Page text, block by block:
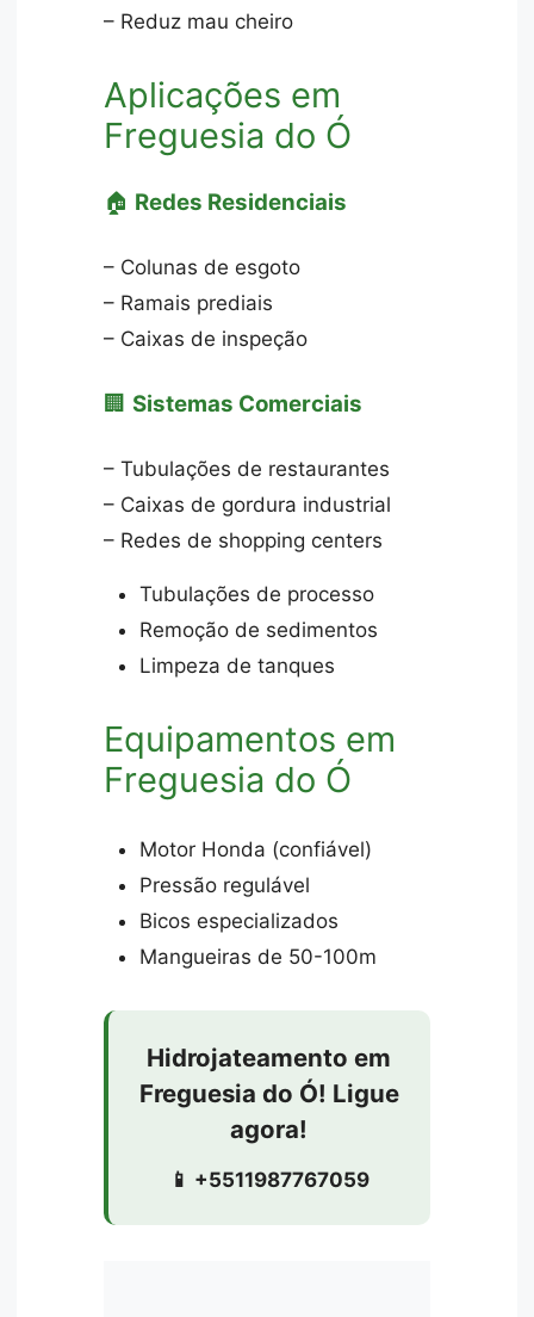
– Reduz mau cheiro
Aplicações em
Freguesia do Ó
🏠 Redes Residenciais
– Colunas de esgoto
– Ramais prediais
– Caixas de inspeção
🏢 Sistemas Comerciais
– Tubulações de restaurantes
– Caixas de gordura industrial
– Redes de shopping centers
Tubulações de processo
Remoção de sedimentos
Limpeza de tanques
Equipamentos em
Freguesia do Ó
Motor Honda (confiável)
Pressão regulável
Bicos especializados
Mangueiras de 50-100m
Hidrojateamento em
Freguesia do Ó! Ligue
agora!
📱 +5511987767059